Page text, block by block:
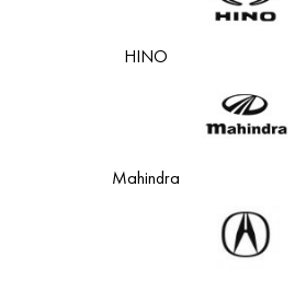
HINO
Mahindra